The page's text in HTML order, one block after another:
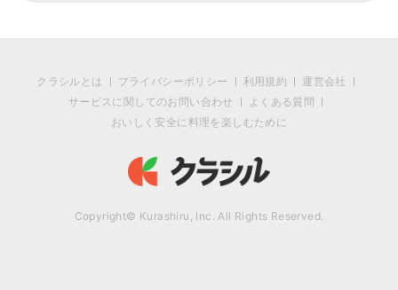
クラシルとは プライバシーポリシー 利用規約
運営会社
サービスに関してのお問い合わせ
よくある質問
おいしく安全に料理を楽しむために
Copyright© Kurashiru, Inc. All Rights Reserved.